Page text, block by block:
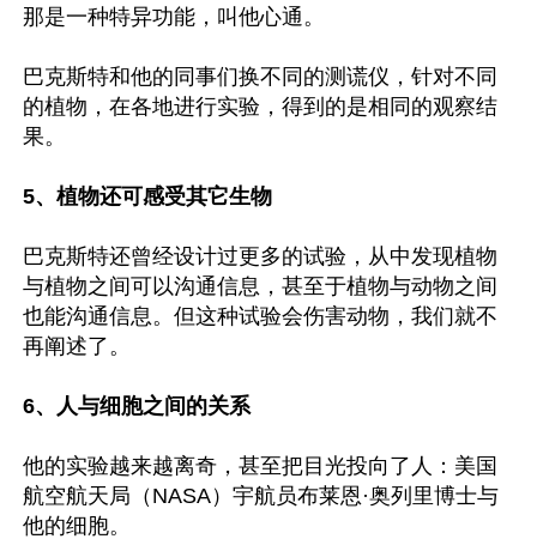
那是一种特异功能，叫他心通。
巴克斯特和他的同事们换不同的测谎仪，针对不同
的植物，在各地进行实验，得到的是相同的观察结
果。
5、植物还可感受其它生物
巴克斯特还曾经设计过更多的试验，从中发现植物
与植物之间可以沟通信息，甚至于植物与动物之间
也能沟通信息。但这种试验会伤害动物，我们就不
再阐述了。
6、人与细胞之间的关系
他的实验越来越离奇，甚至把目光投向了人：美国
航空航天局（NASA）宇航员布莱恩·奥列里博士与
他的细胞。